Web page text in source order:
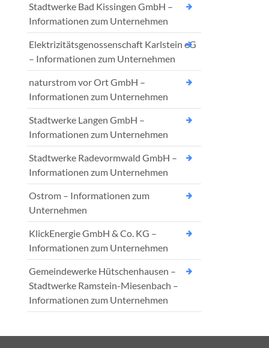
Stadtwerke Bad Kissingen GmbH –
Informationen zum Unternehmen
Elektrizitätsgenossenschaft Karlstein eG
– Informationen zum Unternehmen
naturstrom vor Ort GmbH –
Informationen zum Unternehmen
Stadtwerke Langen GmbH –
Informationen zum Unternehmen
Stadtwerke Radevormwald GmbH –
Informationen zum Unternehmen
Ostrom – Informationen zum
Unternehmen
KlickEnergie GmbH & Co. KG –
Informationen zum Unternehmen
Gemeindewerke Hütschenhausen –
Stadtwerke Ramstein-Miesenbach –
Informationen zum Unternehmen